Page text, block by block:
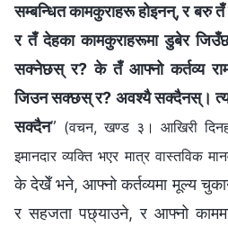
सम्बन्धित कामकुराहरू होइनन्, र बरु तँ
र तँ देहका कामकुराहरूमा डुबेर
सक्नेछस् र? के तँ आफ्‍नो कर्तव्य
जिउन सक्छस् र? अवश्यै सक्दैनस्।
सक्दैन” (वचन, खण्ड ३। आखिरी
इमानदार व्यक्ति भएर मात्र वास्तविक
के देखेँ भने, आफ्नो कर्तव्यमा मूल्य
र सहजता पछ्याउने, र आफ्नो